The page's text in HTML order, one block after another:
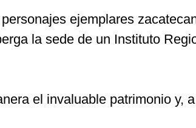
ejemplares
la sede de un Instituto
el invaluable patrimonio y,